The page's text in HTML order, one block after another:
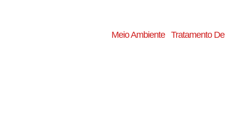
Meio Ambiente Tratamento De